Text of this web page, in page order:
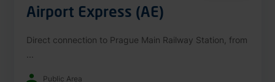
Airport Express (AE)
Direct connection to Prague Main Railway Station, from
Public Area